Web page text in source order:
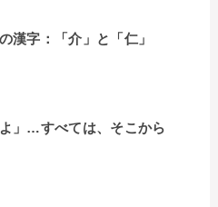
漢字：「介」と「仁」
よ」…すべては、そこから